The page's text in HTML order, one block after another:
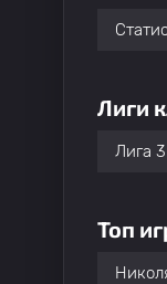
Лиги
Лига 3
Топ